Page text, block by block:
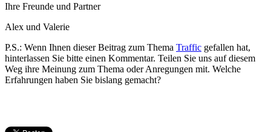
Ihre Freunde und Partner
Alex und Valerie
P.S.: Wenn Ihnen dieser Beitrag zum Thema Traffic gefallen hat,
hinterlassen Sie bitte einen Kommentar. Teilen Sie uns auf diesem
Weg ihre Meinung zum Thema oder Anregungen mit. Welche
Erfahrungen haben Sie bislang gemacht?